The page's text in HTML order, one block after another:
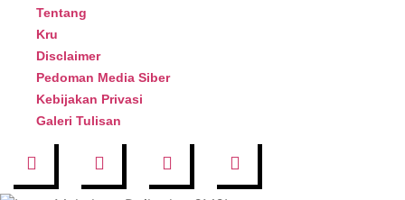
Tentang
Kru
Disclaimer
Pedoman Media Siber
Kebijakan Privasi
Galeri Tulisan